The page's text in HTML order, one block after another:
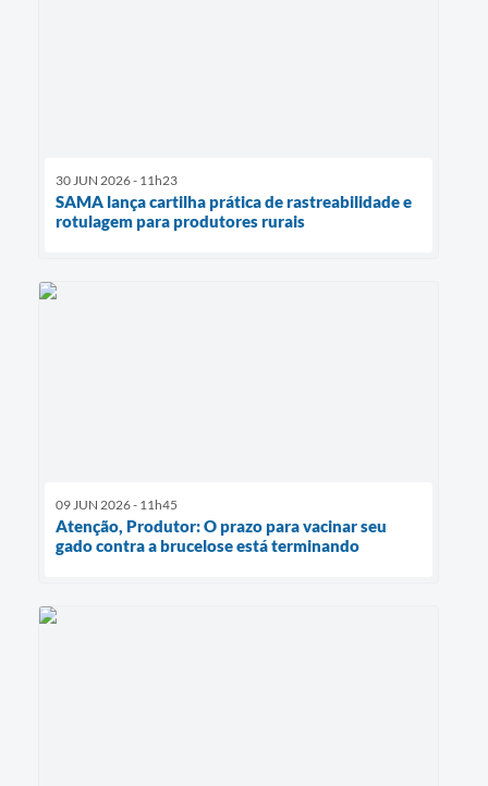
30 JUN 2026 - 11h23
SAMA lança cartilha prática de rastreabilidade e
rotulagem para produtores rurais
09 JUN 2026 - 11h45
Atenção, Produtor: O prazo para vacinar seu
gado contra a brucelose está terminando